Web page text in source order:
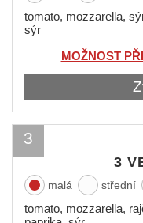
tomato, mozzarella,
sýr
MOŽNOST
3
malá střední
tomato, mozzarella,
3